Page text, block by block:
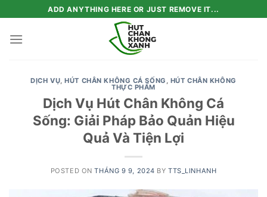
to
content
ADD ANYTHING HERE OR JUST REMOVE IT...
DỊCH VỤ,HÚT CHÂN KHÔNG CÁ SỐNG , HÚT CHÂN KHÔNG
THỰC PHẨM
Dịch Vụ Hút Chân Không Cá
Sống: Giải Pháp Bảo Quản Hiệu
Quả Và Tiện Lợi
POSTED ONTHÁNG 9 9, 2024 BYTTS_LINHANH